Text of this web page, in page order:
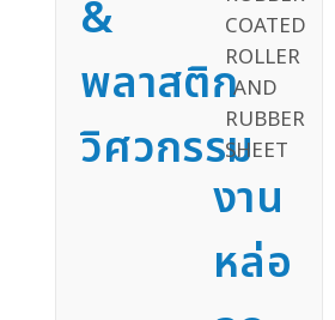
&
พลาสติก
วิศวกรรม
งาน
หล่อ